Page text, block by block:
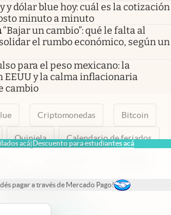
acá|Descuento para estudiantes acá
pagar a través de Mercado Pago!
y dólar blue hoy: cuál es la cotización
minuto a minuto
“Bajar un cambio”: qué le falta al
el rumbo económico, según un
para el peso mexicano: la
EEUU y la calma inflacionaria
cambio
Criptomonedas Bitcoin
Quiniela Calendario de feriados
abre en nueva pestaña
abre en nueva pestaña
abre en nueva pestaña
abre en nueva pestaña
abre en nueva pestaña